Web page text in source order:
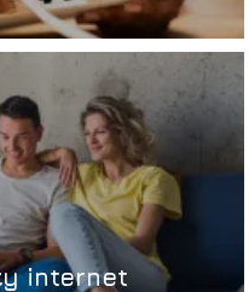
internet